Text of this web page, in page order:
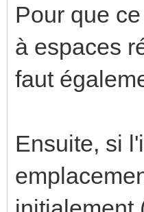
Pour que
à espaces
faut
Ensuite, si